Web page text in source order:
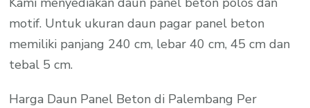
motif. Untuk ukuran daun pagar panel beton
memiliki panjang 240 cm, lebar 40 cm, 45 cm dan
tebal 5 cm.
Harga Daun Panel Beton di Palembang Per